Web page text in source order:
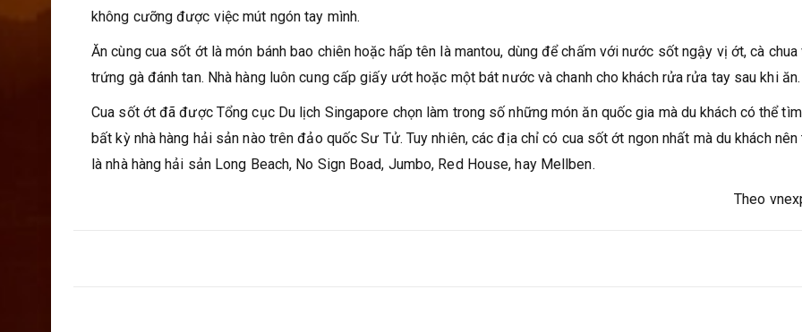
không cưỡng được việc mút ngón tay mình.
Ăn cùng cua sốt ớt là món bánh bao chiên hoặc hấp tên là mantou, dùng để chấm với nước sốt ngậy vị ớt, cà chua
trứng gà đánh tan. Nhà hàng luôn cung cấp giấy ướt hoặc một bát nước và chanh cho khách rửa rửa tay sau khi ăn.
Cua sốt ớt đã được Tổng cục Du lịch Singapore chọn làm trong số những món ăn quốc gia mà du khách có thể
bất kỳ nhà hàng hải sản nào trên đảo quốc Sư Tử. Tuy nhiên, các địa chỉ có cua sốt ớt ngon nhất mà du khách nên
là nhà hàng hải sản Long Beach, No Sign Boad, Jumbo, Red House, hay Mellben.
Theo